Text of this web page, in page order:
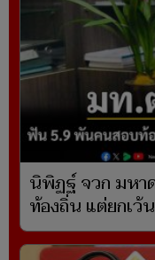
นิพิฏฐ์ จวก มหา
ท้องถิ่น แต่ยกเว้